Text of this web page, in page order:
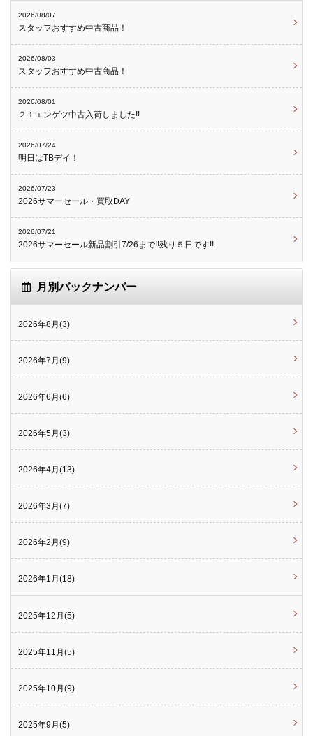
2026/08/07
スタッフおすすめ中古商品！
2026/08/03
スタッフおすすめ中古商品！
2026/08/01
２１エンゲツ中古入荷しました!!
2026/07/24
明日はTBデイ！
2026/07/23
2026サマーセール・買取DAY
2026/07/21
2026サマーセール新品割引7/26まで!!残り５日です!!
月別バックナンバー
2026年8月(3)
2026年7月(9)
2026年6月(6)
2026年5月(3)
2026年4月(13)
2026年3月(7)
2026年2月(9)
2026年1月(18)
2025年12月(5)
2025年11月(5)
2025年10月(9)
2025年9月(5)